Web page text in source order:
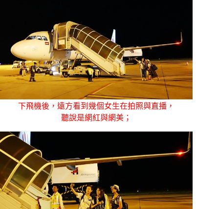
下飛機後，遠方看到幾個女生在拍照與直播，
聽說是網紅與網美；